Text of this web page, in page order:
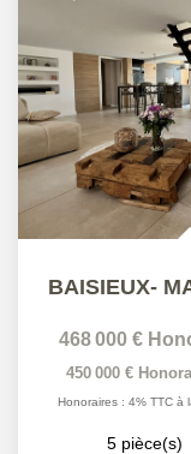
468 000 €
450 000 €
Honoraires : 4% TTC à
5 pièce(s)